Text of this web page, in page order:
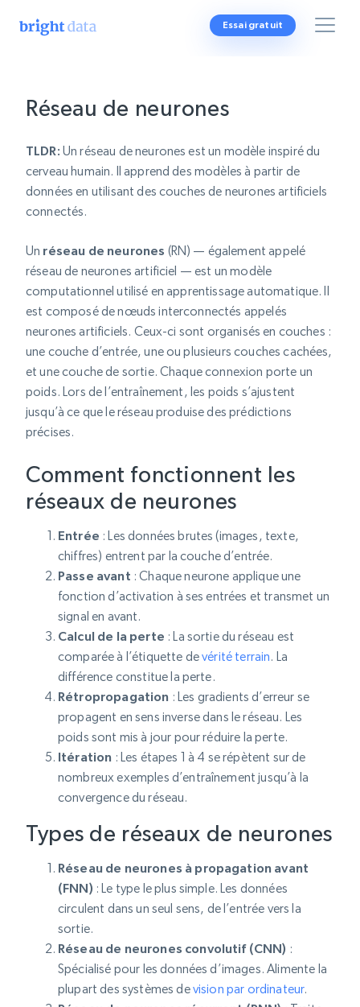
Essai gratuit
Réseau de neurones
TLDR: Un réseau de neurones est un modèle inspiré du
cerveau humain. Il apprend des modèles à partir de
données en utilisant des couches de neurones artificiels
connectés.
Un réseau de neurones (RN) — également appelé
réseau de neurones artificiel — est un modèle
computationnel utilisé en apprentissage automatique. Il
est composé de nœuds interconnectés appelés
neurones artificiels. Ceux-ci sont organisés en couches :
une couche d’entrée, une ou plusieurs couches cachées,
et une couche de sortie. Chaque connexion porte un
poids. Lors de l’entraînement, les poids s’ajustent
jusqu’à ce que le réseau produise des prédictions
précises.
Comment fonctionnent les
réseaux de neurones
Entrée : Les données brutes (images, texte,
chiffres) entrent par la couche d’entrée.
Passe avant : Chaque neurone applique une
fonction d’activation à ses entrées et transmet un
signal en avant.
Calcul de la perte : La sortie du réseau est
comparée à l’étiquette devérité terrain. La
différence constitue la perte.
Rétropropagation : Les gradients d’erreur se
propagent en sens inverse dans le réseau. Les
poids sont mis à jour pour réduire la perte.
Itération : Les étapes 1 à 4 se répètent sur de
nombreux exemples d’entraînement jusqu’à la
convergence du réseau.
Types de réseaux de neurones
Réseau de neurones à propagation avant
(FNN) : Le type le plus simple. Les données
circulent dans un seul sens, de l’entrée vers la
sortie.
Réseau de neurones convolutif (CNN) :
Spécialisé pour les données d’images. Alimente la
plupart des systèmes devision par ordinateur.